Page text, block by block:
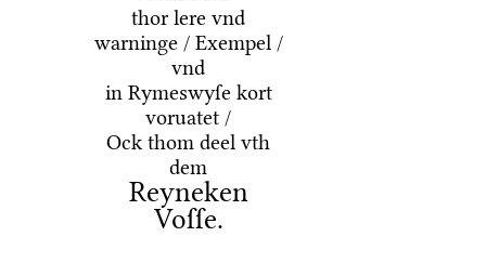
thor lere vnd
warninge / Exempel /
vnd
in Rymeswyſe kort
voruatet /
Ock thom deel vth
dem
Reyneken
Voſſe.